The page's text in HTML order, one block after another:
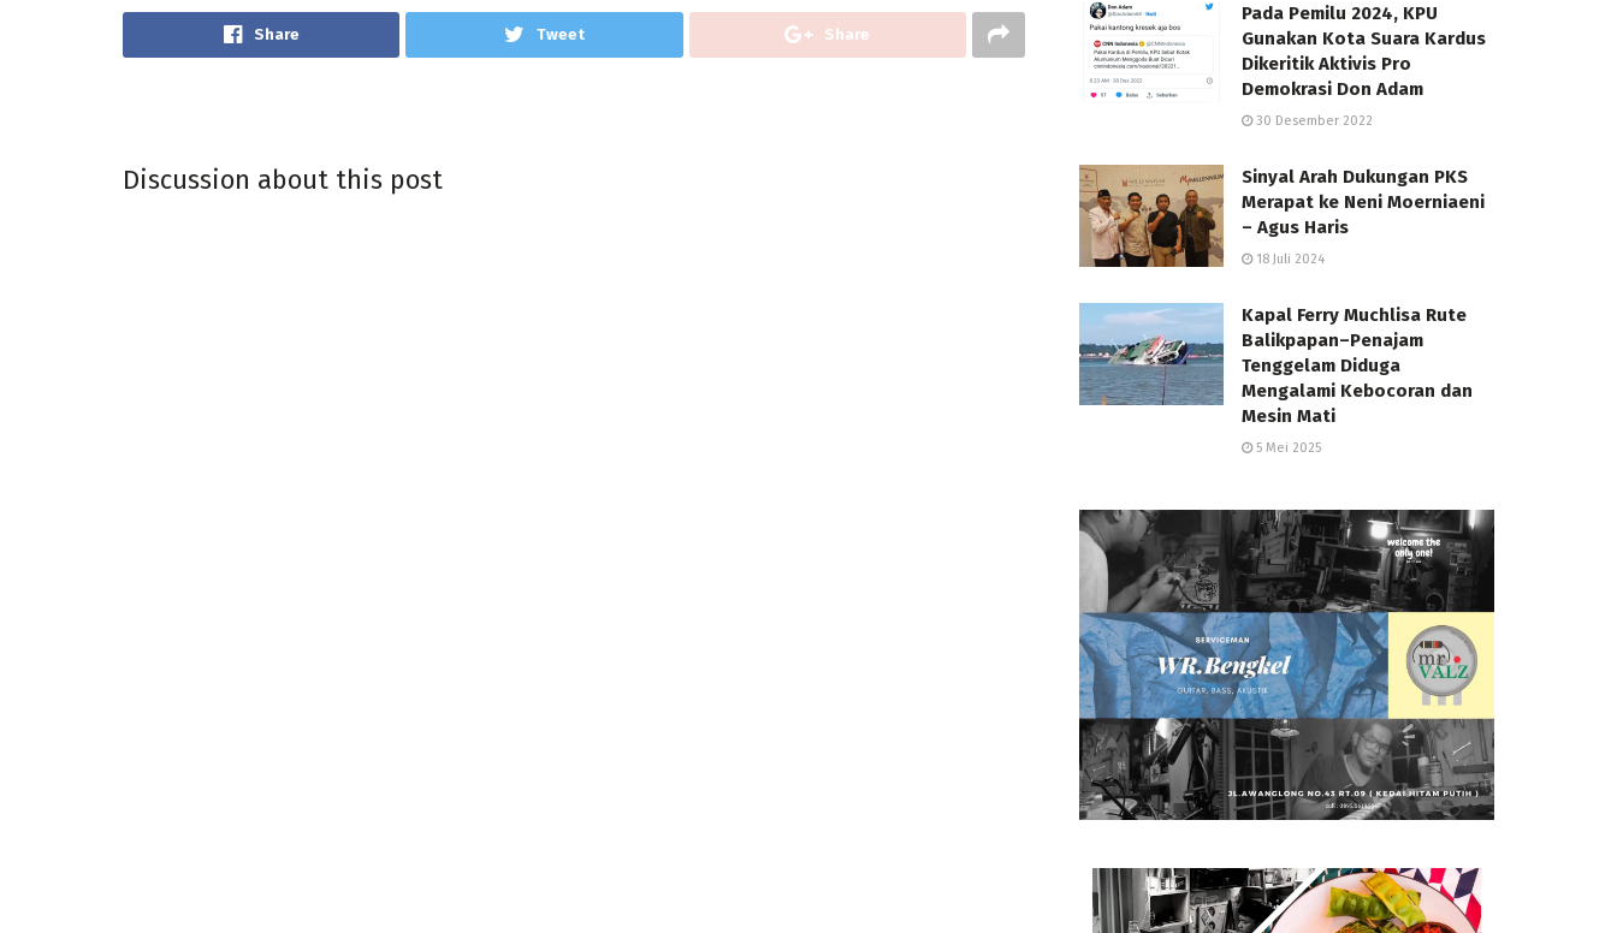
Share Tweet Share
Discussion about this post
Pada Pemilu 2024, KPU
Gunakan Kota Suara Kardus
Dikeritik Aktivis Pro
Demokrasi Don Adam
30 Desember 2022
Sinyal Arah Dukungan PKS
Merapat ke Neni Moerniaeni
– Agus Haris
18 Juli 2024
Kapal Ferry Muchlisa Rute
Balikpapan–Penajam
Tenggelam Diduga
Mengalami Kebocoran dan
Mesin Mati
5 Mei 2025